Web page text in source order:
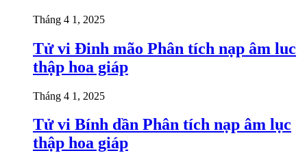
Tháng 4 1, 2025
Tử vi Đinh mão Phân tích nạp âm luc
thập hoa giáp
Tháng 4 1, 2025
Tử vi Bính dần Phân tích nạp âm lục
thập hoa giáp